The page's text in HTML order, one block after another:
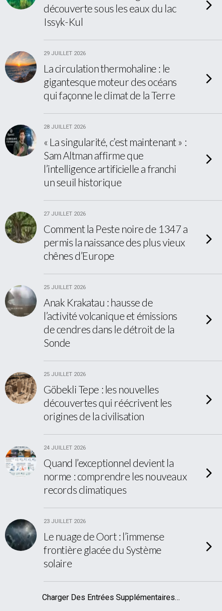
découverte sous les eaux du lac
Issyk-Kul
29 JUILLET 2026
La circulation thermohaline : le
gigantesque moteur des océans
qui façonne le climat de la Terre
28 JUILLET 2026
« La singularité, c’est maintenant » :
Sam Altman affirme que
l’intelligence artificielle a franchi
un seuil historique
27 JUILLET 2026
Comment la Peste noire de 1347 a
permis la naissance des plus vieux
chênes d’Europe
25 JUILLET 2026
Anak Krakatau : hausse de
l’activité volcanique et émissions
de cendres dans le détroit de la
Sonde
25 JUILLET 2026
Göbekli Tepe : les nouvelles
découvertes qui réécrivent les
origines de la civilisation
24 JUILLET 2026
Quand l’exceptionnel devient la
norme : comprendre les nouveaux
records climatiques
23 JUILLET 2026
Le nuage de Oort : l’immense
frontière glacée du Système
solaire
Charger Des Entrées Supplémentaires…